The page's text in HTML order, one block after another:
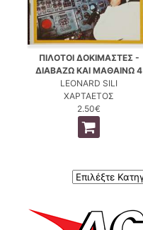
ΠΙΛΟΤΟΙ ΔΟΚΙΜΑΣΤΕΣ -
ΔΙΑΒΑΖΩ ΚΑΙ ΜΑΘΑΙΝΩ 4
LEONARD SILI
ΧΑΡΤΑΕΤΟΣ
2.50€